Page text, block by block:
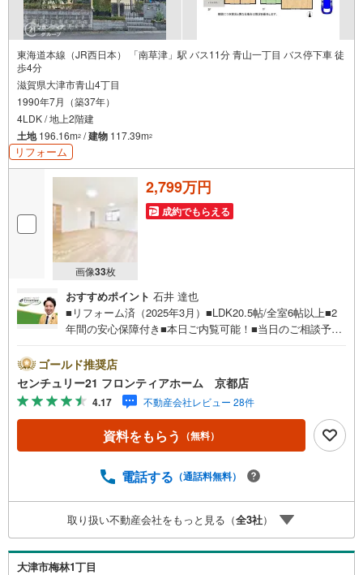
東海道本線（JR西日本） 「南草津」駅 バス11分 青山一丁目 バス停下車 徒
歩4分
滋賀県大津市青山4丁目
1990年7月（築37年）
4LDK / 地上2階建
土地196.16m2 /建物 117.39m2
リフォーム
画像33枚
2,799万円
成約でもらえる
おすすめポイント 石井 達也
■リフォーム済（2025年3月）■LDK20.5帖/全室6帖以上■2
年間の安心保障付き■本日ご内覧可能！■当日のご相談予約
洗面台新品・クロス張替え、フロアタイル貼り・建具交
換・畳表替え、障子・襖貼替・室内クリーニング・白蟻点
検 立地・青山小学校まで徒歩約11分・青山小学校まで徒歩
約11分 弊社について・センチュリー21グループ売上販売・
契約件数 全国1位の実績（2023年時点・全国991店舗中）・
リフォームなどのご相談承ります！（カーポートの設置、
様のご都合に合わせてご案内 →現地/物件見学（約30分
にお問い合わせください！
ゴールド推奨店
センチュリー21 フロンティアホーム 京都店
4.17 不動産会社レビュー 28件
資料をもらう （無料）
電話する （通話料無料）
取り扱い不動産会社をもっと見る（全3社）
大津市梅林1丁目